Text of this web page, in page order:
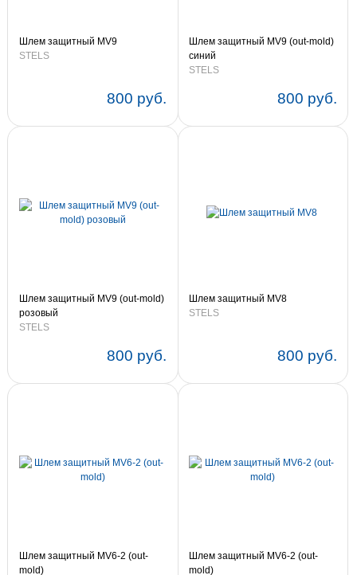
Шлем защитный MV9
STELS
800 руб.
Шлем защитный MV9 (out-mold)
синий
STELS
800 руб.
Шлем защитный MV9 (out-mold)
розовый
STELS
800 руб.
Шлем защитный MV8
STELS
800 руб.
Шлем защитный MV6-2 (out-
mold)
Шлем защитный MV6-2 (out-
mold)